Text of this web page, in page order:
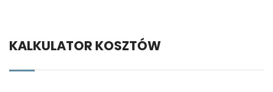
KALKULATOR KOSZTÓW